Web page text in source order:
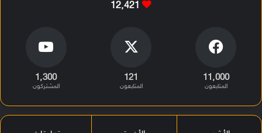
12٬421
11٬000
المتابعون
121
المتابعون
1٬300
المشتركون